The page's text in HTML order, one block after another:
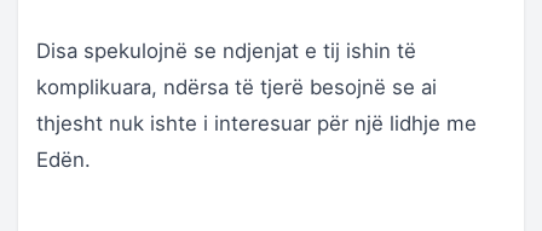
Disa spekulojnë se ndjenjat e tij ishin të
komplikuara, ndërsa të tjerë besojnë se ai
thjesht nuk ishte i interesuar për një lidhje me
Edën.